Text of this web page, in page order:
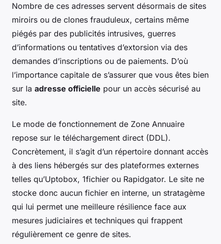
Nombre de ces adresses servent désormais de sites
miroirs ou de clones frauduleux, certains même
piégés par des publicités intrusives, guerres
d’informations ou tentatives d’extorsion via des
demandes d’inscriptions ou de paiements. D’où
l’importance capitale de s’assurer que vous êtes bien
sur la adresse officielle pour un accès sécurisé au
site.
Le mode de fonctionnement de Zone Annuaire
repose sur le téléchargement direct (DDL).
Concrètement, il s’agit d’un répertoire donnant accès
à des liens hébergés sur des plateformes externes
telles qu’Uptobox, 1fichier ou Rapidgator. Le site ne
stocke donc aucun fichier en interne, un stratagème
qui lui permet une meilleure résilience face aux
mesures judiciaires et techniques qui frappent
régulièrement ce genre de sites.